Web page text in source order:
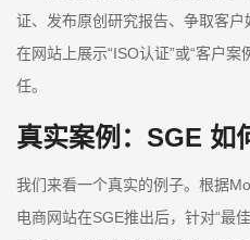
证、发布原创研究报告、争取客户
在网站上展示“ISO认证”或“客户
任。
真实案例：SGE 如
我们来看一个真实的例子。根据
电商网站在SGE推出后，针对“最